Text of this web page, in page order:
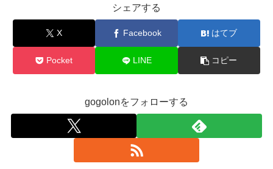
シェアする
X Facebook はてブ
Pocket LINE コピー
gogolonをフォローする